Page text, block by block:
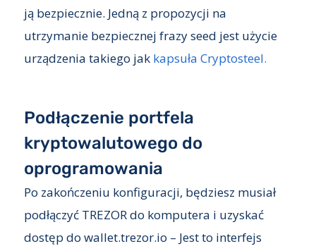
ją bezpiecznie. Jedną z propozycji na
utrzymanie bezpiecznej frazy seed jest użycie
urządzenia takiego jak kapsuła Cryptosteel.
Podłączenie portfela
kryptowalutowego do
oprogramowania
Po zakończeniu konfiguracji, będziesz musiał
podłączyć TREZOR do komputera i uzyskać
dostęp do wallet.trezor.io – Jest to interfejs